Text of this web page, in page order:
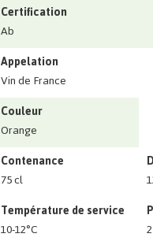
Certification
Ab
Appelation
Vin de France
Couleur
Orange
Contenance
75 cl
Température de service
10-12°C